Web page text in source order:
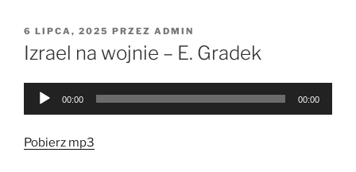
OPUBLIKOWANE
W
6 LIPCA, 2025 PRZEZ ADMIN
Izrael na wojnie – E. Gradek
Odtwarzacz
00:00 00:00
Pobierz mp3